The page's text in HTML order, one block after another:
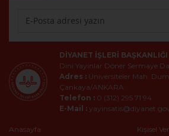
DIYANET İŞLERI BAŞKANLIĞI
Dini Yayınlar Döner Sermaye
Adres : Üniversiteler Mah.
Çankaya/ANKARA
Telefon : 0 (312) 295 71 94
E-Mail :
Anasayfa
Kişisel